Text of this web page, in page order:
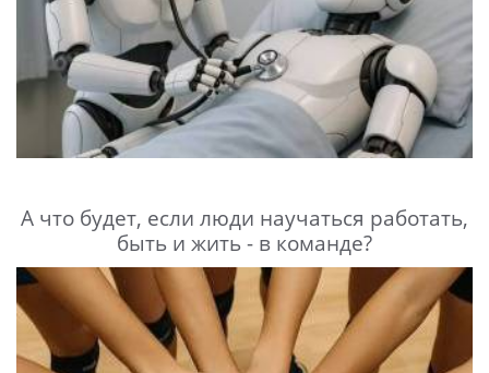
А что будет, если люди научаться работать,
быть и жить - в команде?